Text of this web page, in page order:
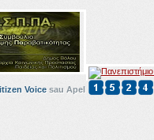
Voice sau Apel